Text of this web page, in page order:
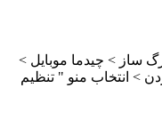
ساز > چیدما موبایل >
> انتخاب منو " تنظیم